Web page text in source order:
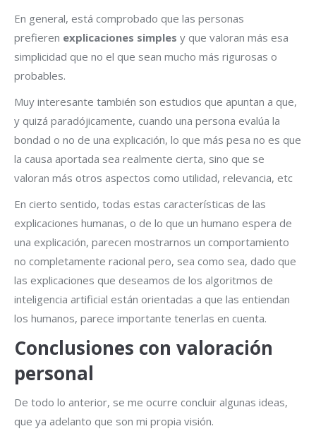
En general, está comprobado que las personas
prefieren explicaciones simples y que valoran más esa
simplicidad que no el que sean mucho más rigurosas o
probables.
Muy interesante también son estudios que apuntan a que,
y quizá paradójicamente, cuando una persona evalúa la
bondad o no de una explicación, lo que más pesa no es que
la causa aportada sea realmente cierta, sino que se
valoran más otros aspectos como utilidad, relevancia, etc
En cierto sentido, todas estas características de las
explicaciones humanas, o de lo que un humano espera de
una explicación, parecen mostrarnos un comportamiento
no completamente racional pero, sea como sea, dado que
las explicaciones que deseamos de los algoritmos de
inteligencia artificial están orientadas a que las entiendan
los humanos, parece importante tenerlas en cuenta.
Conclusiones con valoración
personal
De todo lo anterior, se me ocurre concluir algunas ideas,
que ya adelanto que son mi propia visión.